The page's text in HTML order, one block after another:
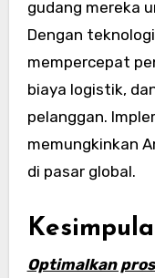
gudang mereka
Dengan
mempercepat
biaya logistik,
pelanggan.
memungkinkan
di pasar global.
Optimalkan